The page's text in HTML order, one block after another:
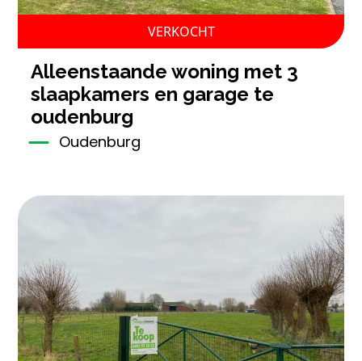
VERKOCHT
alleenstaande woning met 3
slaapkamers en garage te
oudenburg
Oudenburg